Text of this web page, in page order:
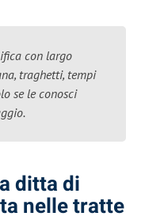
con largo
traghetti, tempi
se le conosci
ditta di
nelle tratte